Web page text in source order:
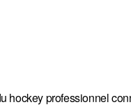
hockey professionnel